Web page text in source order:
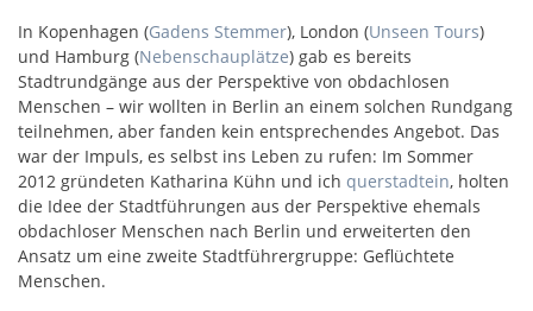
In Kopenhagen (Gadens Stemmer), London (Unseen Tours)
und Hamburg (Nebenschauplätze) gab es bereits
Stadtrundgänge aus der Perspektive von obdachlosen
Menschen – wir wollten in Berlin an einem solchen Rundgang
teilnehmen, aber fanden kein entsprechendes Angebot. Das
war der Impuls, es selbst ins Leben zu rufen: Im Sommer
2012 gründeten Katharina Kühn und ich querstadtein, holten
die Idee der Stadtführungen aus der Perspektive ehemals
obdachloser Menschen nach Berlin und erweiterten den
Ansatz um eine zweite Stadtführergruppe: Geflüchtete
Menschen.